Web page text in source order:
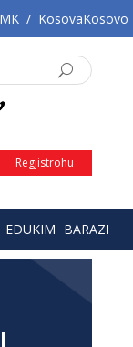
/ KosovaKosovo
Regjistrohu
EDUKIM BARAZI